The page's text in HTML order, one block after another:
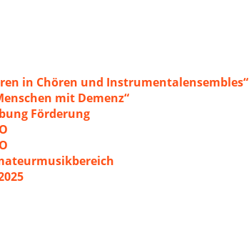
in Chören und Instrumentalensembles“
mit Demenz“
Förderung